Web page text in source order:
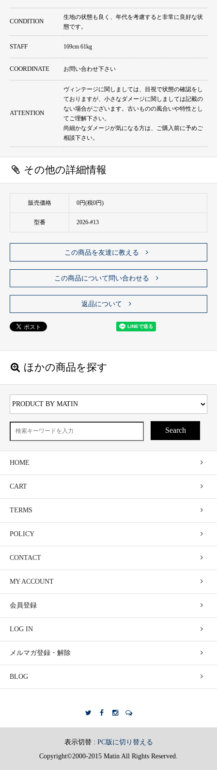
CONDITION
生地の状態も良く、年代を考慮すると非常に良好な状
態です。
STAFF 169cm 61kg
COORDINATE お問い合わせ下さい
ATTENTION
ヴィンテージに関しましては、目視で状態の確認をし
ておりますが、小さなダメージに関しましては記載の
ない場合がございます。古いものの風合いや特性とし
てご理解下さい。
尚細かなダメージが気になる方は、ご購入前に予めご
相談下さい。
その他の詳細情報
販売価格 0円(税0円)
型番 2026-#13
この商品を友達に教える
この商品について問い合わせる
返品について
ほかの商品を探す
Search
HOME
CART
TERMS
POLICY
CONTACT
MY ACCOUNT
会員登録
LOG IN
メルマガ登録・解除
BLOG
表示切替 : PC版に切り替える
Copyright©2000-2015 Matin All Rights Reserved.